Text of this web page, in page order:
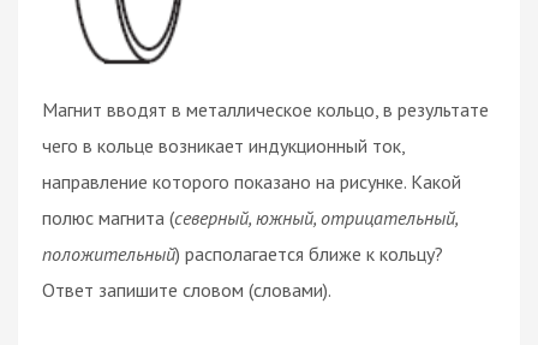
Магнит вводят в металлическое кольцо, в результате
чего в кольце возникает индукционный ток,
направление которого показано на рисунке. Какой
полюс магнита (северный, южный, отрицательный,
положительный) располагается ближе к кольцу?
Ответ запишите словом (словами).